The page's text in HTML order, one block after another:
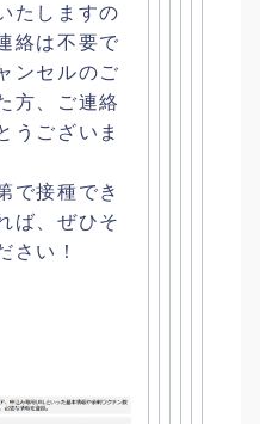
たしますの
絡は不要で
ンセルのご
方、
ご連絡
うございま
で接種でき
ば、ぜひそ
さい！